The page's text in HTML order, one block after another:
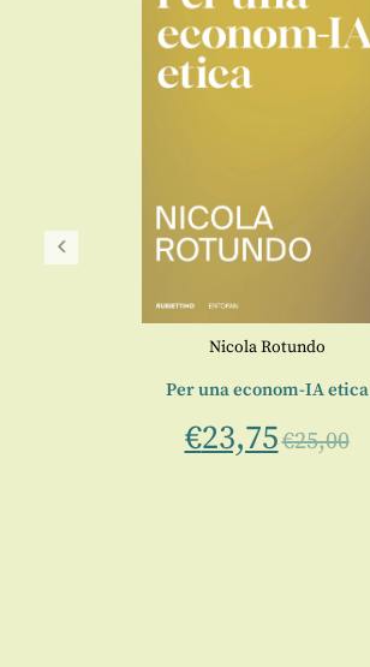
Nicola Rotundo
Per una econom-IA etica
€23,75€25,00